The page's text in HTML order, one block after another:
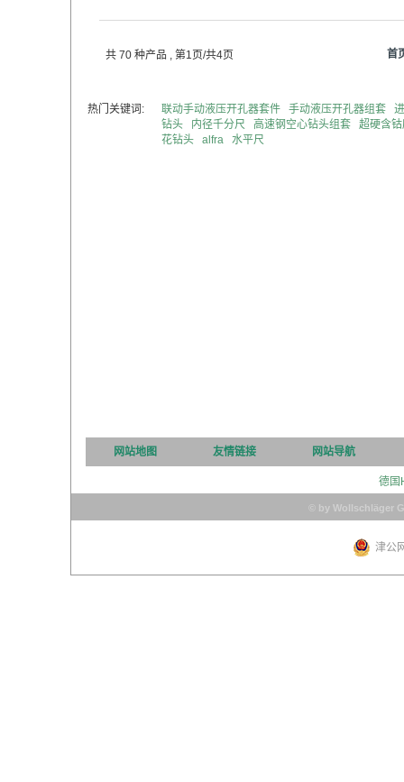
共 70 种产品 , 第1页/共4页 首
热门关键词: 联动手动液压开孔器套件 手动液压开孔器组套
钻头
内径千分尺 高速钢空心钻头组套
超硬含
花钻头
alfra 水平尺
网站地图 友情链接 网站导航
德国
© by Wollschläger
津公